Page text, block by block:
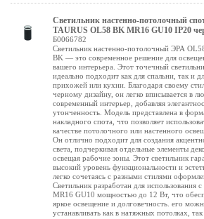
Светильник настенно-потолочный
TAURUS OL58 BK MR16 GU10 IP20
Б0066782
Светильник настенно-потолочный ЭРА
BK — это современное решение для
вашего интерьера. Этот точечный
идеально подходит как для спальни, так и
прихожей или кухни. Благодаря своему
черному дизайну, он легко вписывается в
современный интерьер, добавляя
утонченность. Модель представлена в
накладного спота, что позволяет
качестве потолочного или настенного
Он отлично подходит для создания
света, подчеркивая отдельные элементы
освещая рабочие зоны. Этот светильник
высокий уровень функциональности и
легко сочетаясь с разными стилями
Светильник разработан для использования
MR16 GU10 мощностью до 12 Вт, что
яркое освещение и долговечность. его
устанавливать как в натяжных потолках,